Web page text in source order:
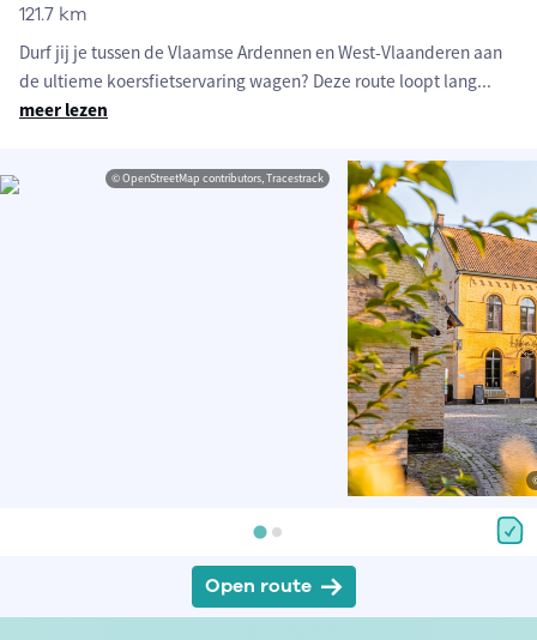
121.7 km
Durf jij je tussen de Vlaamse Ardennen en West-Vlaanderen aan
de ultieme koersfietservaring wagen? Deze route loopt lang...
meer lezen
© OpenStreetMap contributors, Tracestrack
Open route